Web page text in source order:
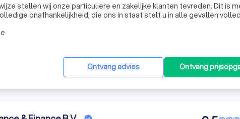
stellen wij onze particuliere en zakelijke klanten tevreden. Dit is
onafhankelijkheid, die ons in staat stelt u in alle gevallen
Ontvang advies Ontvang